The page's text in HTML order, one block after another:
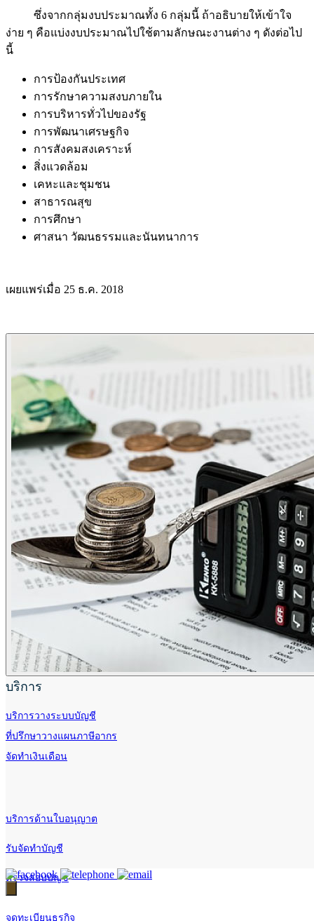
ซึ่งจากกลุ่มงบประมาณทั้ง 6 กลุ่มนี้ ถ้าอธิบายให้เข้าใจ
ง่าย ๆ คือแบ่งงบประมาณไปใช้ตามลักษณะงานต่าง ๆ ดังต่อไป
นี้
การป้องกันประเทศ
การรักษาความสงบภายใน
การบริหารทั่วไปของรัฐ
การพัฒนาเศรษฐกิจ
การสังคมสงเคราะห์
สิ่งแวดล้อม
เคหะและชุมชน
สาธารณสุข
การศึกษา
ศาสนา วัฒนธรรมและนันทนาการ
เผยแพร่เมื่อ 25 ธ.ค. 2018
บริการ
บริการวางระบบบัญชี
ที่ปรึกษาวางแผนภาษีอากร
จัดทำเงินเดือน
บริการด้านใบอนุญาต
รับจัดทำบัญชี
ตรวจสอบบัญชี
จดทะเบียนธุรกิจ